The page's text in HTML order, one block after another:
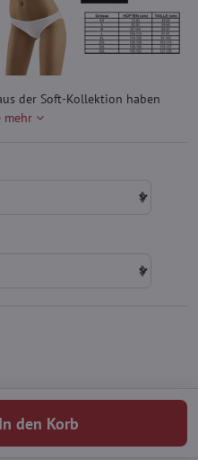
der Soft-Kollektion haben
mehr
In den Korb